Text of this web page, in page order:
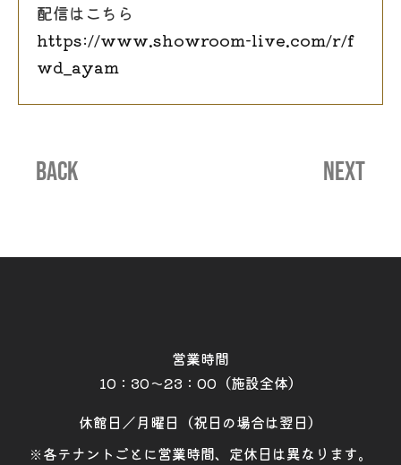
配信はこちら
https://www.showroom-live.com/r/f
wd_ayam
BACK NEXT
営業時間
10：30～23：00（施設全体）
休館日／月曜日（祝日の場合は翌日）
※各テナントごとに営業時間、定休日は異なります。